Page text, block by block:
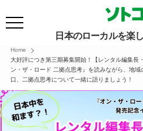
日本のローカルを楽
Home
大好評につき第三期募集開始！【レンタル編集長
ン・ザ・ロード 二拠点思考』を読みながら、地域
口、二拠点思考について一緒に語りましょう！